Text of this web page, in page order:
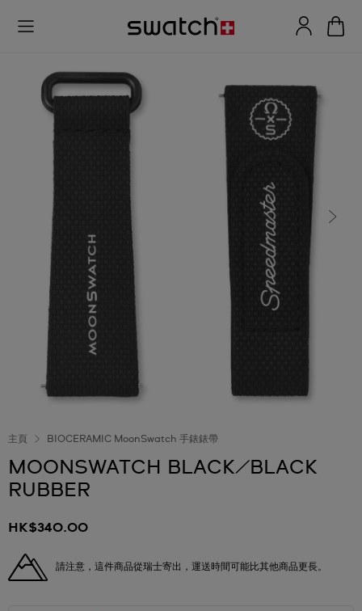
主頁 BIOCERAMIC MoonSwatch 手錶錶帶
MOONSWATCH BLACK/BLACK
RUBBER
HK$340.00
請注意，這件商品從瑞士寄出，運送時間可能比其他商品更長。